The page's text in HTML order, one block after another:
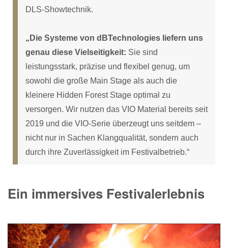
DLS-Showtechnik.
„Die Systeme von dBTechnologies liefern uns
genau diese Vielseitigkeit: Sie sind
leistungsstark, präzise und flexibel genug, um
sowohl die große Main Stage als auch die
kleinere Hidden Forest Stage optimal zu
versorgen. Wir nutzen das VIO Material bereits seit
2019 und die VIO-Serie überzeugt uns seitdem –
nicht nur in Sachen Klangqualität, sondern auch
durch ihre Zuverlässigkeit im Festivalbetrieb.“
Ein immersives Festivalerlebnis